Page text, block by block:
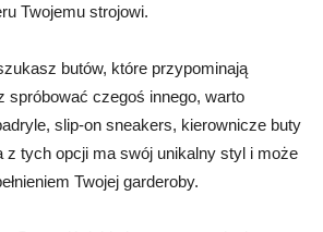
Twojemu strojowi.
butów, które przypominają
spróbować czegoś innego, warto
slip-on sneakers, kierownicze buty
z tych opcji ma swój unikalny styl i może
Twojej garderoby.